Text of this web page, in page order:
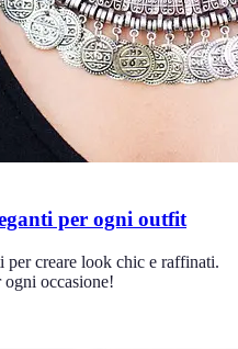
per ogni outfit
per creare look chic e raffinati.
ogni occasione!